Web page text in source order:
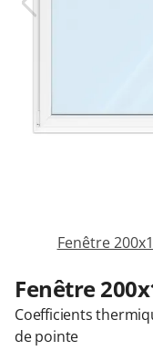
Conseils
Fenêtre
Fenêtre
Coefficients
de pointe